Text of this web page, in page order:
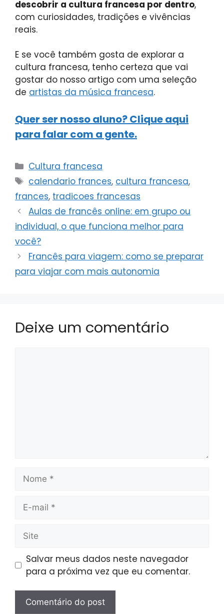
descobrir a cultura francesa por dentro,
com curiosidades, tradições e vivências
reais.
E se você também gosta de explorar a
cultura francesa, tenho certeza que vai
gostar do nosso artigo com uma seleção
de artistas da música francesa.
Quer ser nosso aluno? Clique aqui
para falar com a gente.
Cultura francesa
calendario frances, cultura francesa,
frances, tradicoes francesas
Aulas de francês online: em grupo ou
individual, o que funciona melhor para
você?
Francês para viagem: como se preparar
para viajar com mais autonomia
Deixe um comentário
Salvar meus dados neste navegador
para a próxima vez que eu comentar.